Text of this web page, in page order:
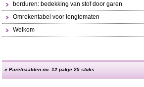
borduren: bedekking van stof door garen
Omrekentabel voor lengtematen
Welkom
»Parelnaalden no. 12 pakje 25 stuks